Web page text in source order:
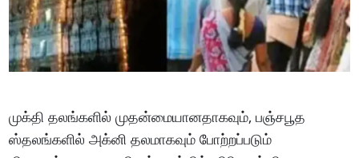
முக்தி தலங்களில் முதன்மையானதாகவும், பஞ்சபூத
ஸ்தலங்களில் அக்னி தலமாகவும் போற்றப்படும்